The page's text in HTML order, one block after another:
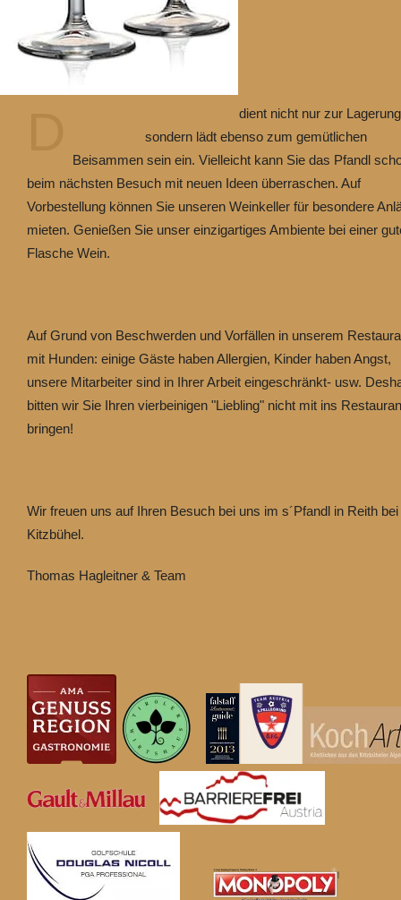
dient nicht nur zur Lagerung
sondern lädt ebenso zum gemütlichen
Beisammen sein ein. Vielleicht kann Sie das Pfandl
beim nächsten Besuch mit neuen Ideen überraschen. Auf
Vorbestellung können Sie unseren Weinkeller für besondere
mieten. Genießen Sie unser einzigartiges Ambiente bei einer
Flasche Wein.
Auf Grund von Beschwerden und Vorfällen in unserem
mit Hunden: einige Gäste haben Allergien, Kinder haben Angst,
unsere Mitarbeiter sind in Ihrer Arbeit eingeschränkt- usw.
bitten wir Sie Ihren vierbeinigen "Liebling" nicht mit ins
bringen!
Wir freuen uns auf Ihren Besuch bei uns im s´Pfandl in Reith bei
Kitzbühel.
Thomas Hagleitner & Team